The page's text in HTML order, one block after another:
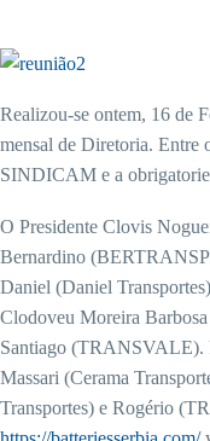
Realizou-se ontem, 16 de
mensal de Diretoria. Entre
SINDICAM e a
O Presidente Clovis
Bernardino
Daniel (Daniel
Clodoveu Moreira
Santiago (TRANSVALE).
Massari (Cerama
Transportes) e Rogério